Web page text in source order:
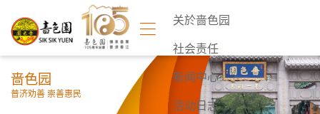
关於啬色园
社会责任
新闻中心
活动日志
啬色园
普济劝善 崇善惠民